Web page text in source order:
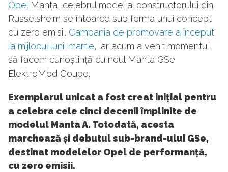
OpelManta, celebrul model al constructorului din
Russelsheim se întoarce sub forma unui concept
cu zero emisii. Campania de promovare a început
la mijlocul lunii martie, iar acum a venit momentul
să facem cunoștință cu noul Manta GSe
ElektroMod Coupe.
Exemplarul unicat a fost creat inițial pentru
a celebra cele cinci decenii împlinite de
modelul Manta A. Totodată, acesta
marchează și debutul sub-brand-ului GSe,
destinat modelelor Opel de performanță,
cu zero emisii.